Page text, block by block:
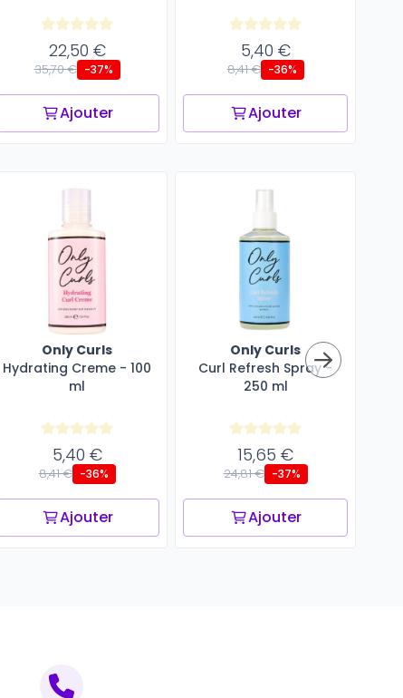
22,50 €
35,70 € -37%
Ajouter
5,40 €
8,41 € -36%
Ajouter
Only Curls
Hydrating Creme - 100
ml
5,40 €
8,41 € -36%
Ajouter
Only Curls
Curl Refresh Spray -
250 ml
15,65 €
24,81 € -37%
Ajouter